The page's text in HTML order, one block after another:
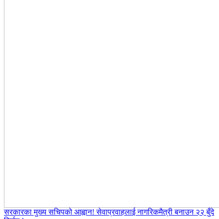
सरकारका मुख्य सचिपको आह्वान! सेवाप्रवाहलाई नागरिकमैत्री बनाउन २२ बुँदे